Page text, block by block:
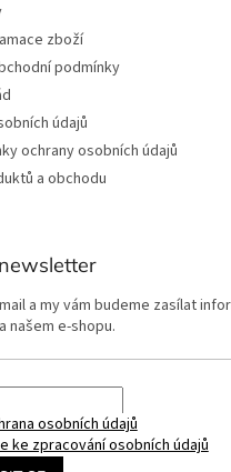
zboží
podmínky
údajů
ochrany osobních údajů
a obchodu
a my vám budeme zasílat
našem e-shopu.
osobních údajů
ke zpracování osobních údajů